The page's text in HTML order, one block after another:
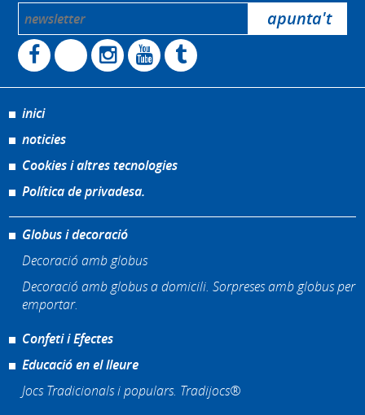
inici
noticies
Cookies i altres tecnologies
Política de privadesa.
Globus i decoració
Decoració amb globus
Decoració amb globus a domicili. Sorpreses amb globus per
emportar.
Confeti i Efectes
Educació en el lleure
Jocs Tradicionals i populars. Tradijocs®